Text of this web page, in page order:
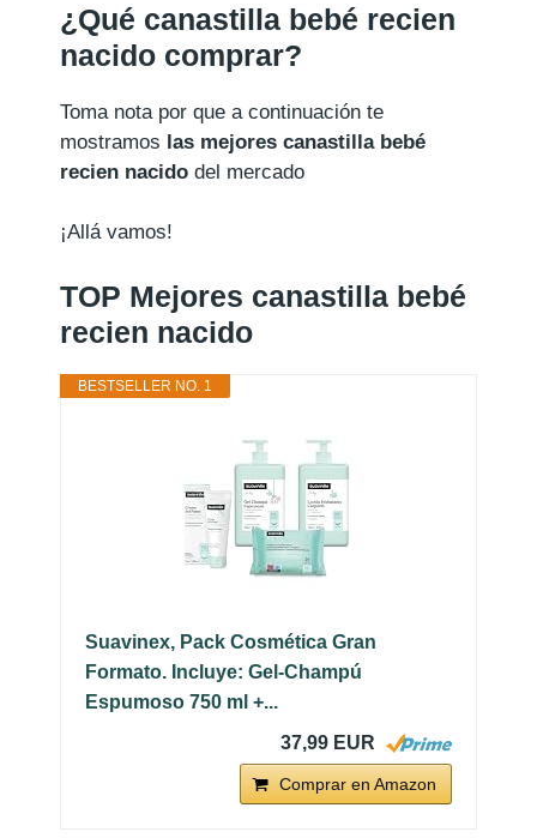
¿Qué canastilla bebé recien
nacido comprar?
Toma nota por que a continuación te
mostramos las mejores canastilla bebé
recien nacido del mercado
¡Allá vamos!
TOP Mejores canastilla bebé
recien nacido
BESTSELLER NO. 1
Suavinex, Pack Cosmética Gran
Formato. Incluye: Gel-Champú
Espumoso 750 ml +...
37,99 EUR
Comprar en Amazon